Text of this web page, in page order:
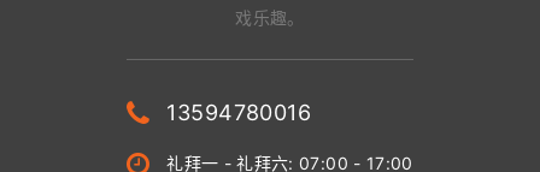
戏乐趣。
13594780016
礼拜一 - 礼拜六: 07:00 - 17:00